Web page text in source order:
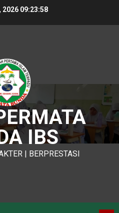
2026 09:23:58
IBS
| BERPRESTASI